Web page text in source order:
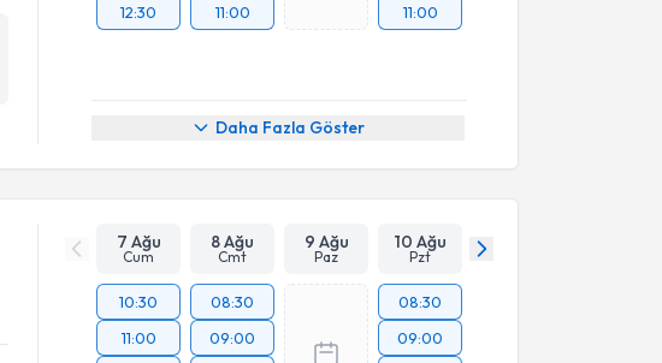
12:30
11:00
11:00
Daha Fazla Göster
7 Ağu
Cum
8 Ağu
Cmt
9 Ağu
Paz
10 Ağu
Pzt
10:30
11:00
08:30
09:00
08:30
09:00